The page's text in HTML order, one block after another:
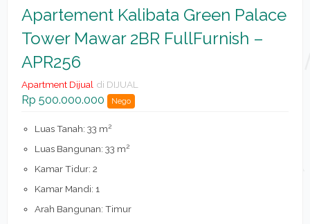
Apartement Kalibata Green Palace
Tower Mawar 2BR FullFurnish –
APR256
Apartment Dijual di DIJUAL
Rp 500.000.000 Nego
Luas Tanah: 33 m2
Luas Bangunan: 33 m2
Kamar Tidur: 2
Kamar Mandi: 1
Arah Bangunan: Timur